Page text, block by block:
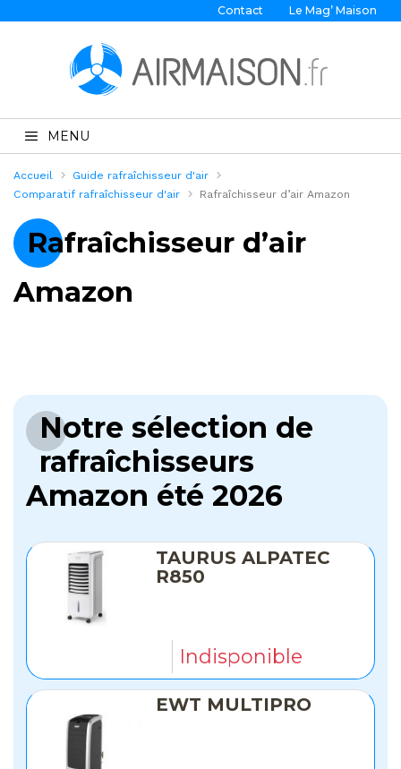
Contact Le Mag’ Maison
MENU
Accueil
Guide rafraîchisseur d'air
Comparatif rafraîchisseur d'air
Rafraîchisseur d’air Amazon
Rafraîchisseur d’air
Amazon
Notre sélection de
rafraîchisseurs
Amazon été 2026
TAURUS ALPATEC
R850
Indisponible
EWT MULTIPRO